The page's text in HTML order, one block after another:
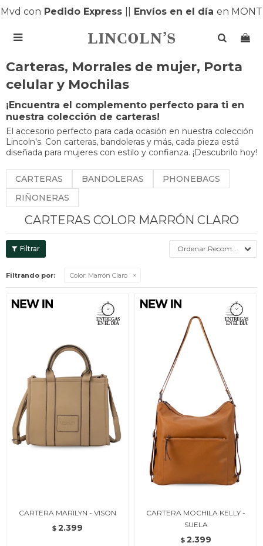
Pedido Express||Envíos en el díaen

Carteras, Morrales de mujer, Porta
celular y Mochilas
¡Encuentra el complemento perfecto para ti en
nuestra colección de carteras!
El accesorio perfecto para cada ocasión en nuestra colección
Lincoln's. Con carteras, bandoleras y más, cada pieza está
diseñada para mujeres con estilo y confianza. ¡Descubrilo hoy!
CARTERAS BANDOLERAS
PHONEBAGS
RIÑONERAS
CARTERAS COLOR MARRÓN CLARO
Recomendados
Filtrando por: Color: Marrón Claro
CARTERA MARILYN - VISON
$ 2.399
CARTERA MOCHILA KELLY -
SUELA
$ 2.399